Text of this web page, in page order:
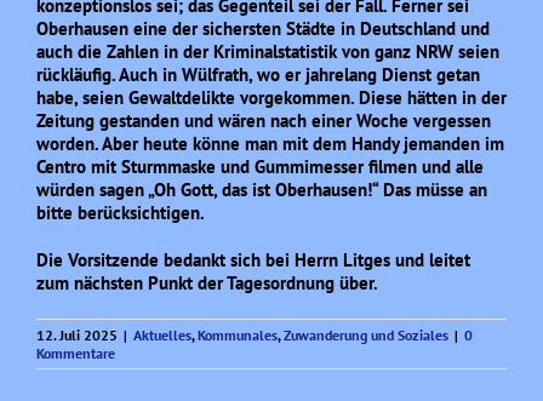
konzeptionslos sei; das Gegenteil sei der Fall. Ferner sei
Oberhausen eine der sichersten Städte in Deutschland und
auch die Zahlen in der Kriminalstatistik von ganz NRW seien
rückläufig. Auch in Wülfrath, wo er jahrelang Dienst getan
habe, seien Gewaltdelikte vorgekommen. Diese hätten in der
Zeitung gestanden und wären nach einer Woche vergessen
worden. Aber heute könne man mit dem Handy jemanden im
Centro mit Sturmmaske und Gummimesser filmen und alle
würden sagen „Oh Gott, das ist Oberhausen!“ Das müsse an
bitte berücksichtigen.
Die Vorsitzende bedankt sich bei Herrn Litges und leitet
zum nächsten Punkt der Tagesordnung über.
12. Juli 2025 | Aktuelles,Kommunales,Zuwanderung und Soziales | 0
Kommentare